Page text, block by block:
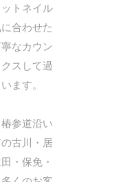
トネイル
合わせた
なカウン
スして過
ます。
参道沿い
古川・居
・保免・